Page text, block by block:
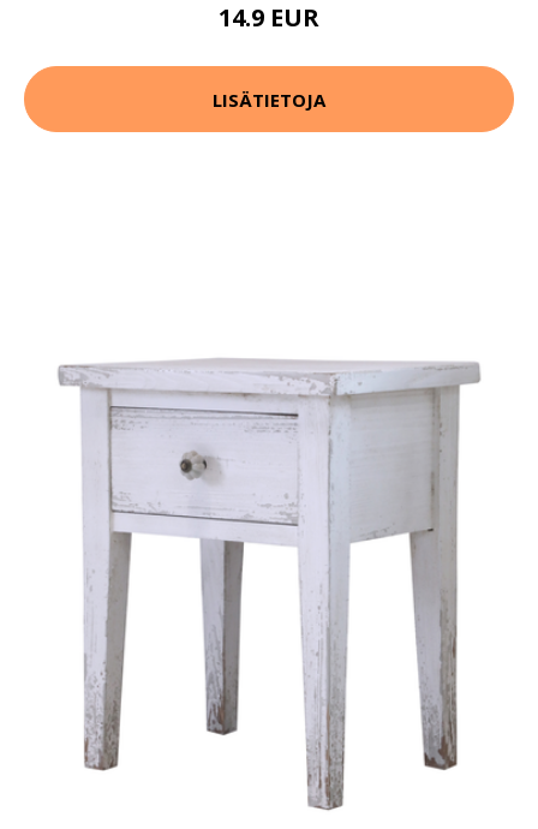
14.9 EUR
LISÄTIETOJA